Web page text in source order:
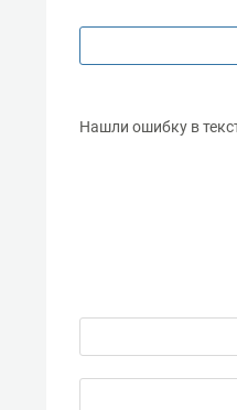
Нашли ошибку в